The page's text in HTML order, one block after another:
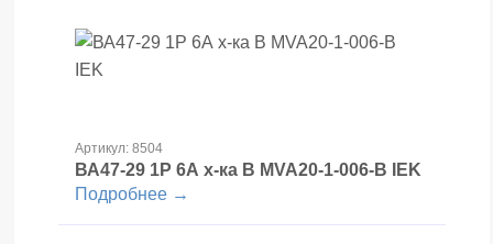
Артикул: 8504
ВА47-29 1Р 6А х-ка В MVA20-1-006-B IEK
Подробнее →